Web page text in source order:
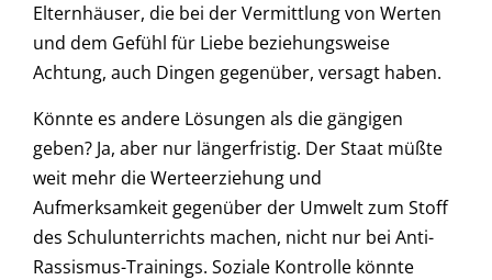
Elternhäuser, die bei der Vermittlung von Werten
und dem Gefühl für Liebe beziehungsweise
Achtung, auch Dingen gegenüber, versagt haben.
Könnte es andere Lösungen als die gängigen
geben? Ja, aber nur längerfristig. Der Staat müßte
weit mehr die Werteerziehung und
Aufmerksamkeit gegenüber der Umwelt zum Stoff
des Schulunterrichts machen, nicht nur bei Anti-
Rassismus-Trainings. Soziale Kontrolle könnte